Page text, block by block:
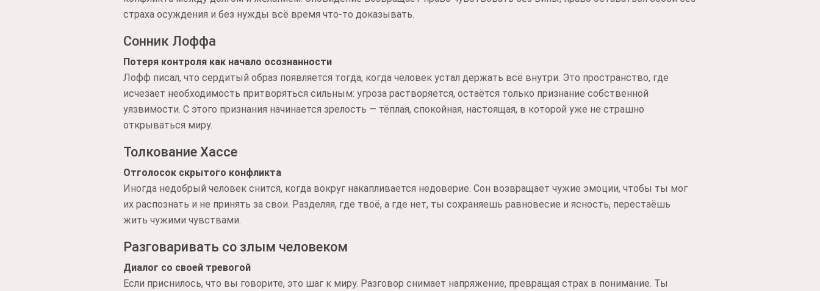
страха осуждения и без нужды всё время что-то доказывать.
Сонник Лоффа
Потеря контроля как начало осознанности
Лофф писал, что сердитый образ появляется тогда, когда человек устал держать всё внутри. Это пространство, где
исчезает необходимость притворяться сильным: угроза растворяется, остаётся только признание собственной
уязвимости. С этого признания начинается зрелость — тёплая, спокойная, настоящая, в которой уже не страшно
открываться миру.
Толкование Хассе
Отголосок скрытого конфликта
Иногда недобрый человек снится, когда вокруг накапливается недоверие. Сон возвращает чужие эмоции, чтобы ты мог
их распознать и не принять за свои. Разделяя, где твоё, а где нет, ты сохраняешь равновесие и ясность, перестаёшь
жить чужими чувствами.
Разговаривать со злым человеком
Диалог со своей тревогой
Если приснилось, что вы говорите, это шаг к миру. Разговор снимает напряжение, превращая страх в понимание. Ты